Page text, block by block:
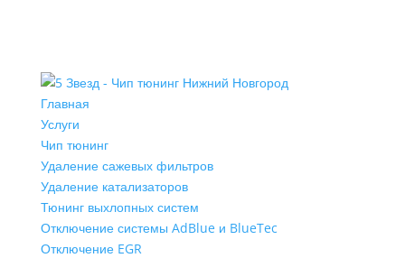
Главная
Услуги
Чип тюнинг
Удаление сажевых фильтров
Удаление катализаторов
Тюнинг выхлопных систем
Отключение системы AdBlue и BlueTec
Отключение EGR